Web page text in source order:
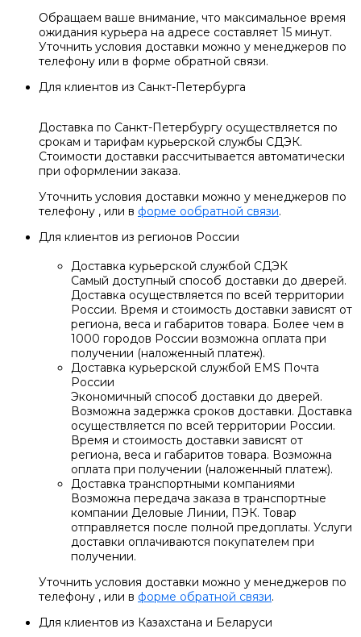
Обращаем ваше внимание, что максимальное время
ожидания курьера на адресе составляет 15 минут.
Уточнить условия доставки можно у менеджеров по
телефону или в форме обратной связи.
Для клиентов из Санкт-Петербурга
Доставка по Санкт-Петербургу осуществляется по
срокам и тарифам курьерской службы СДЭК.
Стоимости доставки рассчитывается автоматически
при оформлении заказа.
Уточнить условия доставки можно у менеджеров по
телефону , или в форме ообратной связи.
Для клиентов из регионов России
Доставка курьерской службой СДЭК
Самый доступный способ доставки до дверей.
Доставка осуществляется по всей территории
России. Время и стоимость доставки зависят от
региона, веса и габаритов товара. Более чем в
1000 городов России возможна оплата при
получении (наложенный платеж).
Доставка курьерской службой EMS Почта
России
Экономичный способ доставки до дверей.
Возможна задержка сроков доставки. Доставка
осуществляется по всей территории России.
Время и стоимость доставки зависят от
региона, веса и габаритов товара. Возможна
оплата при получении (наложенный платеж).
Доставка транспортными компаниями
Возможна передача заказа в транспортные
компании Деловые Линии, ПЭК. Товар
отправляется после полной предоплаты. Услуги
доставки оплачиваются покупателем при
получении.
Уточнить условия доставки можно у менеджеров по
телефону , или в форме обратной связи.
Для клиентов из Казахстана и Беларуси